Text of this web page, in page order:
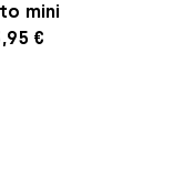
mini
€